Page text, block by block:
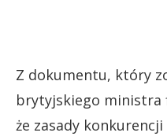
Z dokumentu, który
brytyjskiego ministra
że zasady